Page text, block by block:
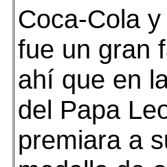
Coca-Cola
fue un gran
ahí que en
del Papa
premiara a